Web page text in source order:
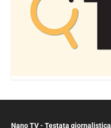
Nano TV - Testata giornalistica